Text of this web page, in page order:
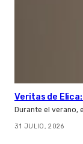
Veritas de
Durante el verano,
31 JULIO, 2026